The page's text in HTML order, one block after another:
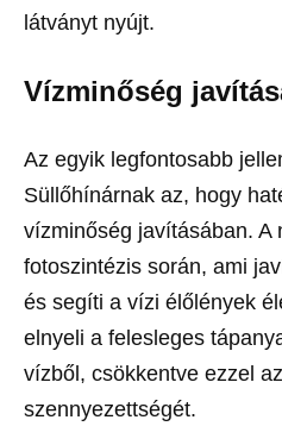
látványt nyújt.
Vízminőség
Az egyik legfontosabb
Süllőhínárnak az, hogy
vízminőség javításában. A
fotoszintézis során, ami
és segíti a vízi élőlények
elnyeli a felesleges
vízből, csökkentve ezzel
szennyezettségét.